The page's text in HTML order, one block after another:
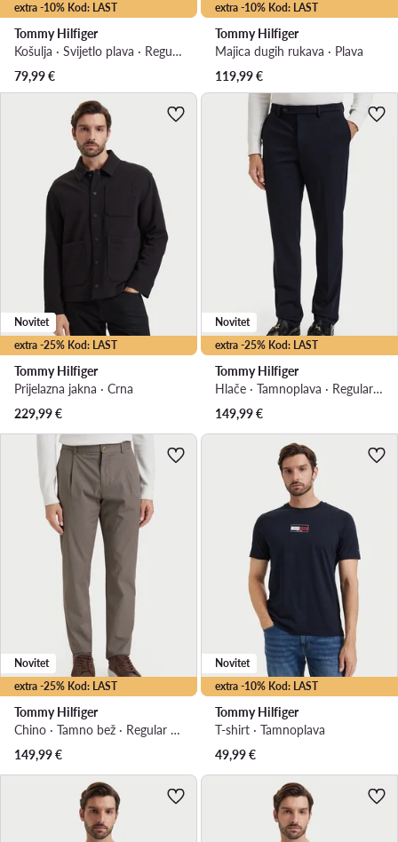
extra -10% Kod: LAST
Tommy Hilfiger
Košulja · Svijetlo plava · Regular Fit
79,99€
extra -10% Kod: LAST
Tommy Hilfiger
Majica dugih rukava · Plava
119,99€
extra -25% Kod: LAST
Novitet
Tommy Hilfiger
Prijelazna jakna · Crna
229,99€
extra -25% Kod: LAST
Novitet
Tommy Hilfiger
Hlače · Tamnoplava · Regular Fit
149,99€
extra -25% Kod: LAST
Novitet
Tommy Hilfiger
Chino · Tamno bež · Regular Fit
149,99€
extra -10% Kod: LAST
Novitet
Tommy Hilfiger
T-shirt · Tamnoplava
49,99€